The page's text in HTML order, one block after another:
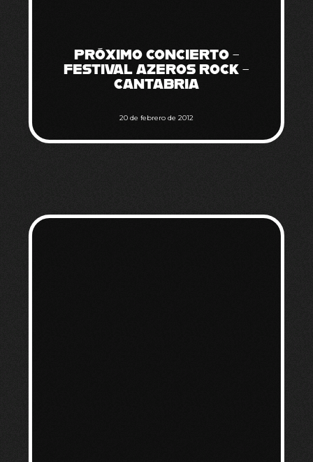
PRÓXIMO CONCIERTO –
FESTIVAL AZEROS ROCK –
CANTABRIA
20 de febrero de 2012